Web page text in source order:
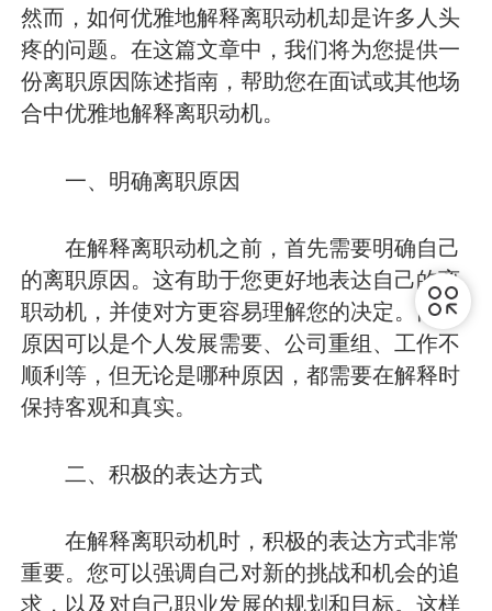
然而，如何优雅地解释离职动机却是许多人头
疼的问题。在这篇文章中，我们将为您提供一
份离职原因陈述指南，帮助您在面试或其他场
合中优雅地解释离职动机。
一、明确离职原因
在解释离职动机之前，首先需要明确自己
的离职原因。这有助于您更好地表达自己的离
职动机，并使对方更容易理解您的决定。离职
原因可以是个人发展需要、公司重组、工作不
顺利等，但无论是哪种原因，都需要在解释时
保持客观和真实。
二、积极的表达方式
在解释离职动机时，积极的表达方式非常
重要。您可以强调自己对新的挑战和机会的追
求，以及对自己职业发展的规划和目标。这样